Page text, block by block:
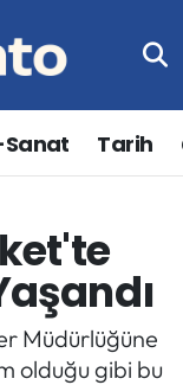
Tarih
Müdürlüğüne
olduğu gibi bu